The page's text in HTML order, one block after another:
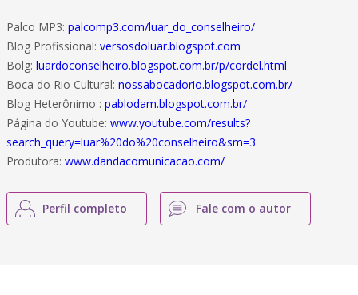
Palco MP3: palcomp3.com/luar_do_conselheiro/
Blog Profissional: versosdoluar.blogspot.com
Bolg: luardoconselheiro.blogspot.com.br/p/cordel.html
Boca do Rio Cultural: nossabocadorio.blogspot.com.br/
Blog Heterônimo : pablodam.blogspot.com.br/
Página do Youtube: www.youtube.com/results?
search_query=luar%20do%20conselheiro&sm=3
Produtora: www.dandacomunicacao.com/
Perfil completo Fale com o autor